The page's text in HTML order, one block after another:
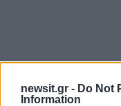
newsit.gr - Do Not
Information